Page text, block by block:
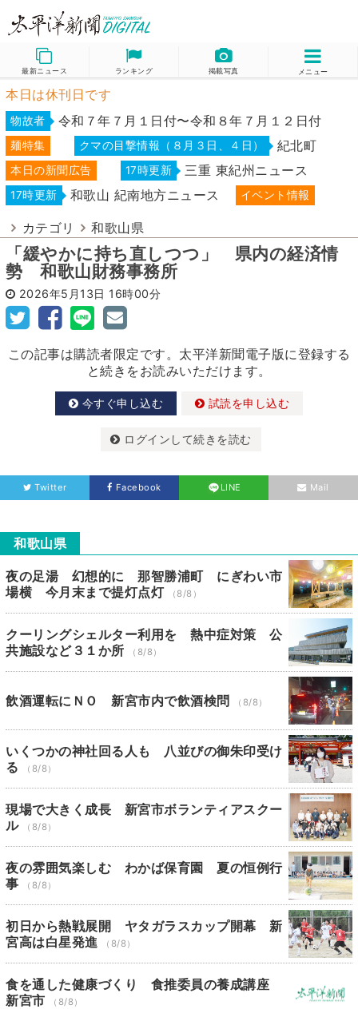
最新ニュース ランキング 掲載写真 メニュー
本日は休刊日です
物故者 令和７年７月１日付〜令和８年７月１２日付
麺特集 クマの目撃情報（８月３日、４日） 紀北町
本日の新聞広告 17時更新 三重 東紀州ニュース
17時更新 和歌山 紀南地方ニュース イベント情報
カテゴリ 和歌山県
「緩やかに持ち直しつつ」 県内の経済情
勢 和歌山財務事務所
2026年5月13日 16時00分
この記事は購読者限定です。太平洋新聞電子版に登録する
と続きをお読みいただけます。
今すぐ申し込む 試読を申し込む
ログインして続きを読む
Twitter Facebook LINE Mail
和歌山県
夜の足湯 幻想的に 那智勝浦町 にぎわい市
場横 今月末まで提灯点灯
（8/8）
クーリングシェルター利用を 熱中症対策 公
共施設など３１か所
（8/8）
飲酒運転にＮＯ 新宮市内で飲酒検問 （8/8）
いくつかの神社回る人も 八並びの御朱印受け
る
（8/8）
現場で大きく成長 新宮市ボランティアスクー
ル
（8/8）
夜の雰囲気楽しむ わかば保育園 夏の恒例行
事
（8/8）
初日から熱戦展開 ヤタガラスカップ開幕 新
宮高は白星発進
（8/8）
食を通した健康づくり 食推委員の養成講座
新宮市
（8/8）